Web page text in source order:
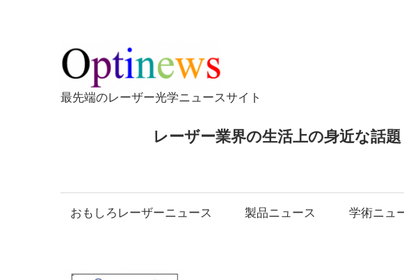
テ
ン
ツ
プ
最先端のレーザー光学ニュースサイト
レーザー業界の生活上の身近な話
おもしろレーザーニュース 製品ニュース 学術ニュ